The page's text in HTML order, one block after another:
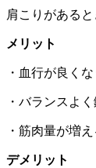
肩こりがある
メリット
・血行が良く
・バランスよ
・筋肉量が増え
デメリット